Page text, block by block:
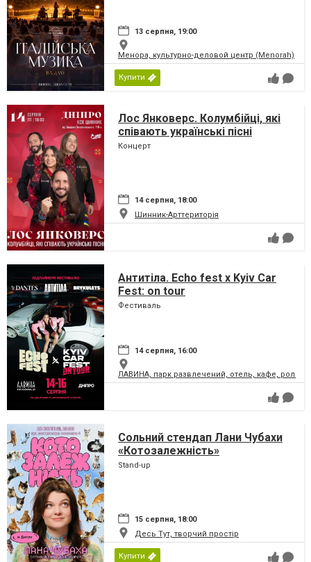
13 серпня, 19:00
Менора, культурно-деловой центр (Menorah)
Купити
Лос Янковерс. Колумбійці, які
співають українські пісні
Концерт
14 серпня, 18:00
Шинник-Арттериторія
Антитіла. Echo fest х Kyiv Car
Fest: on tour
Фестиваль
14 серпня, 16:00
ЛАВИНА, парк развлечений, отель, кафе,
Сольний стендап Лани Чубахи
«Котозалежність»
Stand-up
15 серпня, 18:00
Десь Тут, творчий простір
Купити